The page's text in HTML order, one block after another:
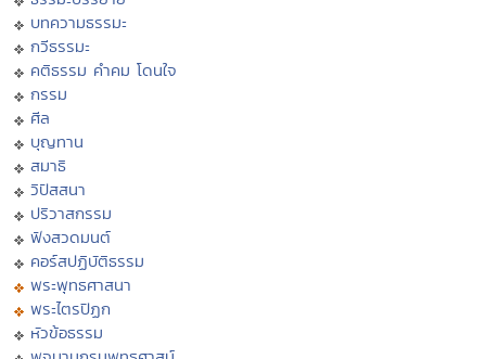
บทความธรรมะ
กวีธรรมะ
คติธรรม คำคม โดนใจ
กรรม
ศีล
บุญทาน
สมาธิ
วิปัสสนา
ปริวาสกรรม
ฟังสวดมนต์
คอร์สปฏิบัติธรรม
พระพุทธศาสนา
พระไตรปิฏก
หัวข้อธรรม